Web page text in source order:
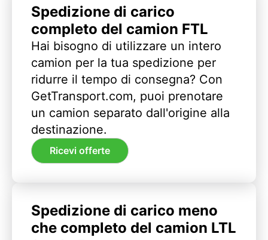
Spedizione di carico
completo del camion FTL
Hai bisogno di utilizzare un intero
camion per la tua spedizione per
ridurre il tempo di consegna? Con
GetTransport.com, puoi prenotare
un camion separato dall'origine alla
destinazione.
Ricevi offerte
Spedizione di carico meno
che completo del camion LTL